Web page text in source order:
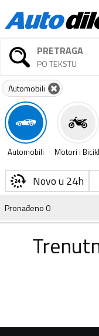
PRETRAGA
PO TEKSTU
Automobili
Automobili Motori i
Novo u 24h
Pronađeno0